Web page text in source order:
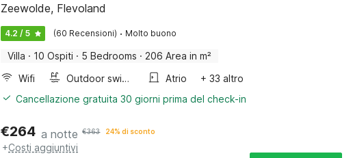
Zeewolde, Flevoland
4.2 / 5 (60 Recensioni) · Molto buono
Villa · 10 Ospiti · 5 Bedrooms · 206 Area in m²
Wifi
Outdoor swimming pool Atrio
+ 33 altro
Cancellazione gratuita 30 giorni prima del check-in
€264 a notte €363 24% di sconto
+Costi aggiuntivi